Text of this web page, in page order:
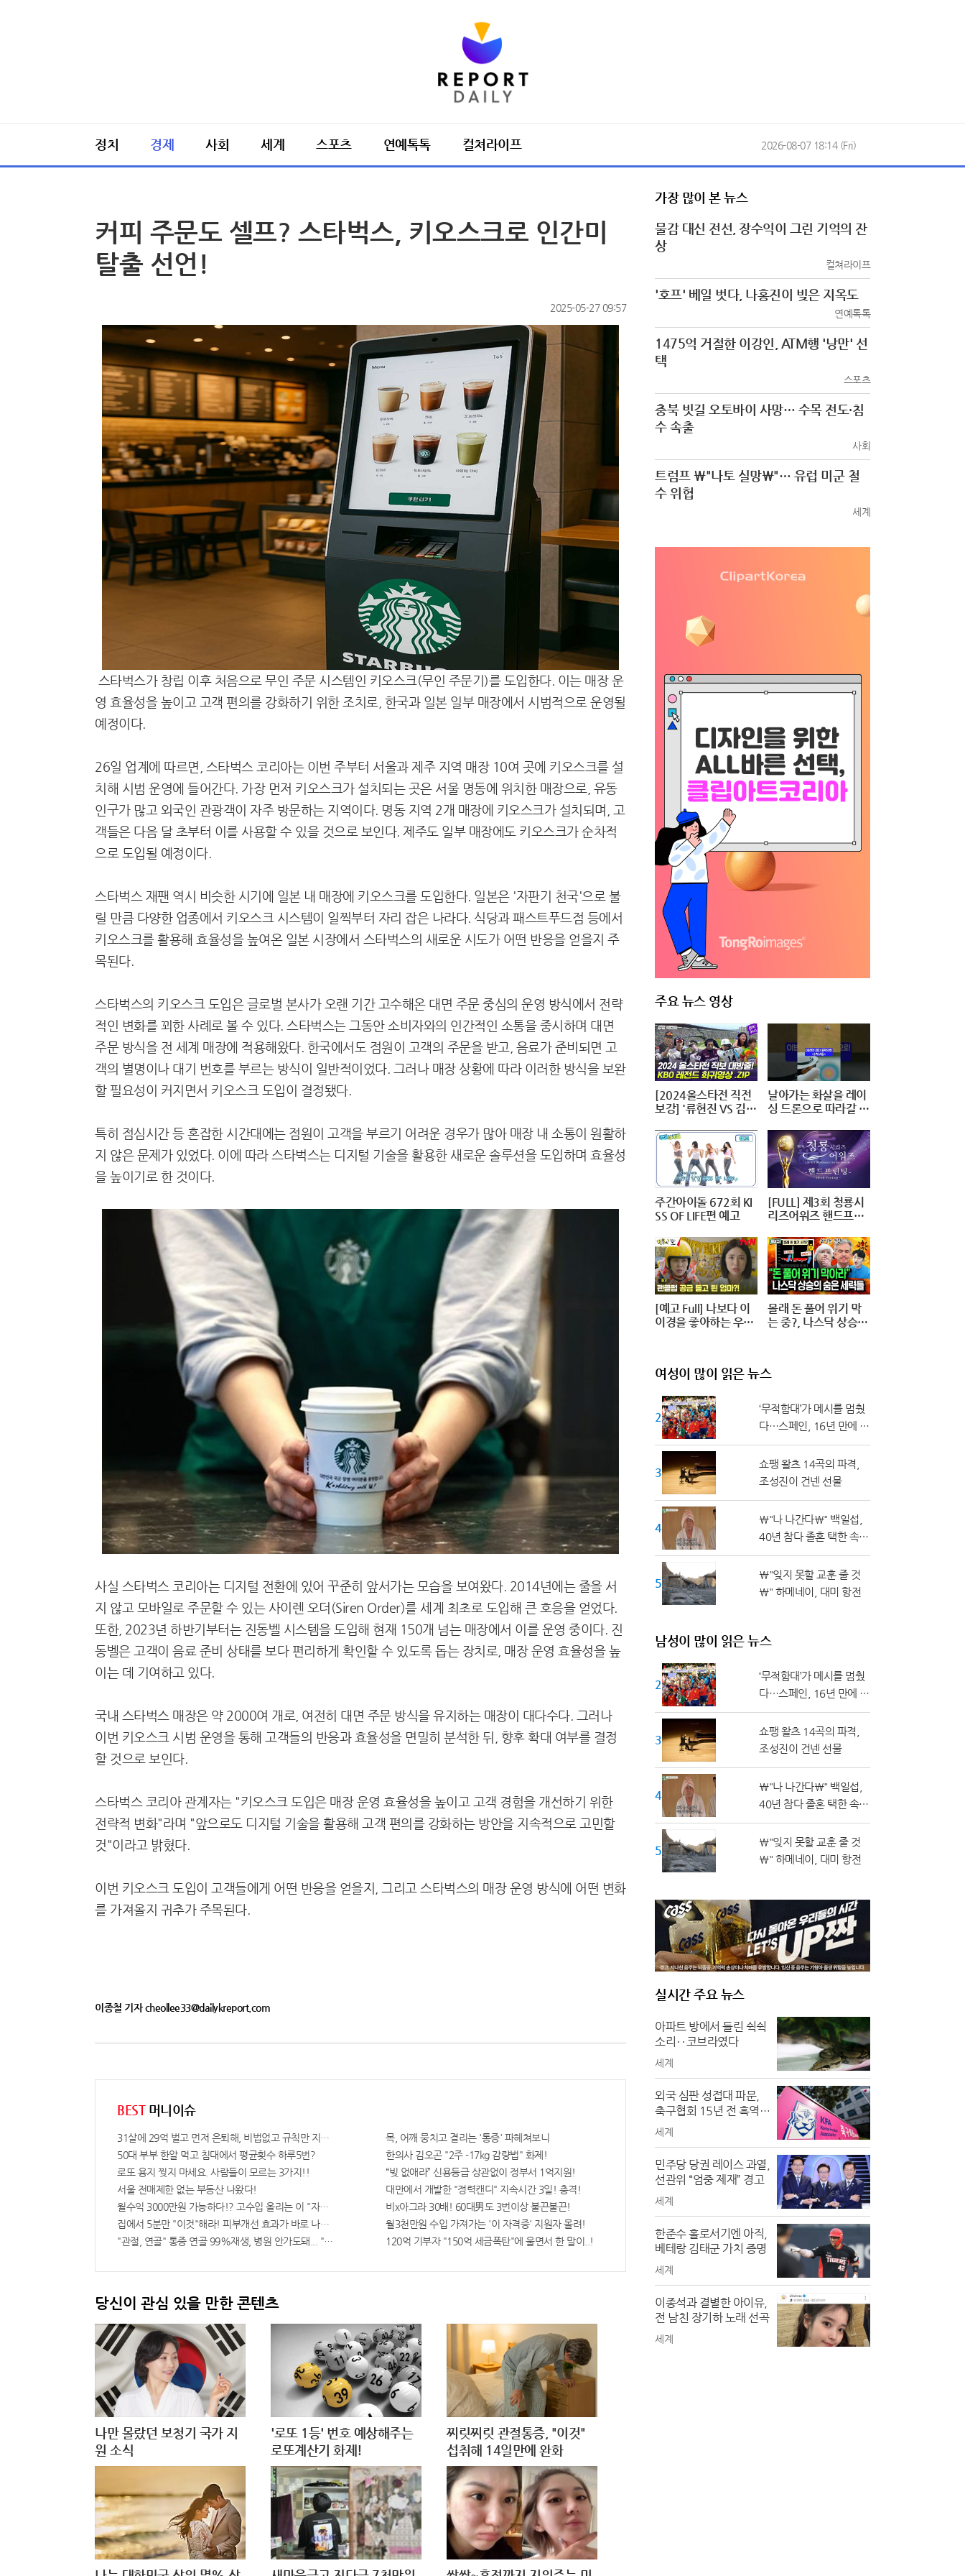
2026-08-07 18:14 (Fri)
정치 경제 사회 세계 스포츠 연예톡톡 컬쳐라이프
커피 주문도 셀프? 스타벅스, 키오스크로 인간미
탈출 선언!
2025-05-27 09:57
스타벅스가 창립 이후 처음으로 무인 주문 시스템인 키오스크(무인 주문기)를 도입한다. 이는 매장 운
영 효율성을 높이고 고객 편의를 강화하기 위한 조치로, 한국과 일본 일부 매장에서 시범적으로 운영될
예정이다.
26일 업계에 따르면, 스타벅스 코리아는 이번 주부터 서울과 제주 지역 매장 10여 곳에 키오스크를 설
치해 시범 운영에 들어간다. 가장 먼저 키오스크가 설치되는 곳은 서울 명동에 위치한 매장으로, 유동
인구가 많고 외국인 관광객이 자주 방문하는 지역이다. 명동 지역 2개 매장에 키오스크가 설치되며, 고
객들은 다음 달 초부터 이를 사용할 수 있을 것으로 보인다. 제주도 일부 매장에도 키오스크가 순차적
으로 도입될 예정이다.
스타벅스 재팬 역시 비슷한 시기에 일본 내 매장에 키오스크를 도입한다. 일본은 '자판기 천국'으로 불
릴 만큼 다양한 업종에서 키오스크 시스템이 일찍부터 자리 잡은 나라다. 식당과 패스트푸드점 등에서
키오스크를 활용해 효율성을 높여온 일본 시장에서 스타벅스의 새로운 시도가 어떤 반응을 얻을지 주
목된다.
스타벅스의 키오스크 도입은 글로벌 본사가 오랜 기간 고수해온 대면 주문 중심의 운영 방식에서 전략
적인 변화를 꾀한 사례로 볼 수 있다. 스타벅스는 그동안 소비자와의 인간적인 소통을 중시하며 대면
주문 방식을 전 세계 매장에 적용해왔다. 한국에서도 점원이 고객의 주문을 받고, 음료가 준비되면 고
객의 별명이나 대기 번호를 부르는 방식이 일반적이었다. 그러나 매장 상황에 따라 이러한 방식을 보완
할 필요성이 커지면서 키오스크 도입이 결정됐다.
특히 점심시간 등 혼잡한 시간대에는 점원이 고객을 부르기 어려운 경우가 많아 매장 내 소통이 원활하
지 않은 문제가 있었다. 이에 따라 스타벅스는 디지털 기술을 활용한 새로운 솔루션을 도입하며 효율성
을 높이기로 한 것이다.
사실 스타벅스 코리아는 디지털 전환에 있어 꾸준히 앞서가는 모습을 보여왔다. 2014년에는 줄을 서
지 않고 모바일로 주문할 수 있는 사이렌 오더(Siren Order)를 세계 최초로 도입해 큰 호응을 얻었다.
또한, 2023년 하반기부터는 진동벨 시스템을 도입해 현재 150개 넘는 매장에서 이를 운영 중이다. 진
동벨은 고객이 음료 준비 상태를 보다 편리하게 확인할 수 있도록 돕는 장치로, 매장 운영 효율성을 높
이는 데 기여하고 있다.
국내 스타벅스 매장은 약 2000여 개로, 여전히 대면 주문 방식을 유지하는 매장이 대다수다. 그러나
이번 키오스크 시범 운영을 통해 고객들의 반응과 효율성을 면밀히 분석한 뒤, 향후 확대 여부를 결정
할 것으로 보인다.
스타벅스 코리아 관계자는 "키오스크 도입은 매장 운영 효율성을 높이고 고객 경험을 개선하기 위한
전략적 변화"라며 "앞으로도 디지털 기술을 활용해 고객 편의를 강화하는 방안을 지속적으로 고민할
것"이라고 밝혔다.
이번 키오스크 도입이 고객들에게 어떤 반응을 얻을지, 그리고 스타벅스의 매장 운영 방식에 어떤 변화
를 가져올지 귀추가 주목된다.
이종철 기자 cheollee33@dailykreport.com
BEST머니이슈
31살에 29억 벌고 먼저 은퇴해, 비법없고 규칙만 지켰다!
50대 부부 한알 먹고 침대에서 평균횟수 하루5번?
로또 용지 찢지 마세요. 사람들이 모르는 3가지!!
서울 전매제한 없는 부동산 나왔다!
월수익 3000만원 가능하다!? 고수입 올리는 이 "자격증"에 몰리는 이유 알고보니…
집에서 5분만 "이것"해라! 피부개선 효과가 바로 나타난다!!
"관절, 연골" 통증 연골 99%재생, 병원 안가도돼... "충격"
목, 어깨 뭉치고 결리는 '통증' 파헤쳐보니
한의사 김오곤 "2주 -17kg 감량법" 화제!
“빚 없애라” 신용등급 상관없이 정부서 1억지원!
대만에서 개발한 "정력캔디" 지속시간 3일! 충격!
비x아그라 30배! 60대男도 3번이상 불끈불끈!
월3천만원 수입 가져가는 '이 자격증' 지원자 몰려!
120억 기부자 "150억 세금폭탄"에 울면서 한 말이..!
당신이 관심 있을 만한 콘텐츠
나만 몰랐던 보청기 국가 지
원 소식
'로또 1등' 번호 예상해주는
로또계산기 화제!
찌릿찌릿 관절통증, "이것"
섭취해 14일만에 완화
가장 많이 본 뉴스
물감 대신 전선, 장수익이 그린 기억의 잔
상
컬쳐라이프
'호프' 베일 벗다, 나홍진이 빚은 지옥도
연예톡톡
1475억 거절한 이강인, ATM행 '낭만' 선
택
스포츠
충북 빗길 오토바이 사망… 수목 전도·침
수 속출
사회
트럼프 \"나토 실망\"… 유럽 미군 철
수 위협
세계
주요 뉴스 영상
[2024올스타전 직전
보강] '류현진 VS 김광
1번타자' 보셨나요?
날아가는 화살을 레이
싱 드론으로 따라갈 수
10 #2024파리올림픽
#양궁 #다큐 #shorts
#240724저녁7시40
분 #KBS1TV
주간아이돌 672회 KI
SS OF LIFE편 예고
[FULL] 제3회 청룡시
리즈어워즈 핸드프린
gon Series Awards
Handprinting @ 20
240625
[예고 Full] 나보다 이
이경을 좋아하는 우리
몰래 돈 풀어 위기 막
는 중?, 나스닥 상승의
여성이 많이 읽은 뉴스
20대 ↓
‘무적함대’가 메시를 멈췄
다…스페인, 16년 만에 월
드컵 정상
30대
쇼팽 왈츠 14곡의 파격,
조성진이 건넨 선물
40대
\"나 나간다\" 백일섭,
40년 참다 졸혼 택한 속사
정
50대 ↑
\"잊지 못할 교훈 줄 것
\" 하메네이, 대미 항전
남성이 많이 읽은 뉴스
20대 ↓
‘무적함대’가 메시를 멈췄
다…스페인, 16년 만에 월
드컵 정상
30대
쇼팽 왈츠 14곡의 파격,
조성진이 건넨 선물
40대
\"나 나간다\" 백일섭,
40년 참다 졸혼 택한 속사
정
50대 ↑
\"잊지 못할 교훈 줄 것
\" 하메네이, 대미 항전
실시간 주요 뉴스
아파트 방에서 들린 쉭쉭
소리‥코브라였다
세계
외국 심판 성접대 파문,
축구협회 15년 전 흑역사
폭로
세계
민주당 당권 레이스 과열,
선관위 “엄중 제재” 경고
세계
한준수 홀로서기엔 아직,
베테랑 김태군 가치 증명
세계
이종석과 결별한 아이유,
전 남친 장기하 노래 선곡
세계